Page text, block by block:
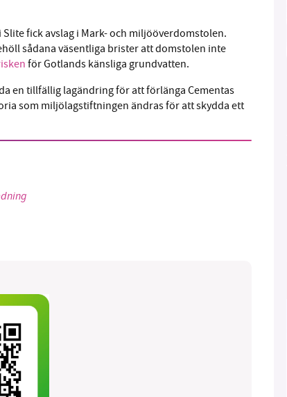
fick avslag i Mark- och miljööverdomstolen.
sådana väsentliga brister att domstolen inte
för Gotlands känsliga grundvatten.
en tillfällig lagändring för att förlänga Cementas
som miljölagstiftningen ändras för att skydda ett